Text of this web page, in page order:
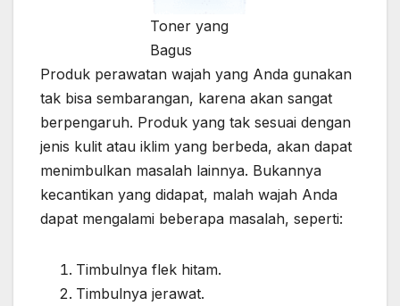
Toner yang
Bagus
Produk perawatan wajah yang Anda gunakan
tak bisa sembarangan, karena akan sangat
berpengaruh. Produk yang tak sesuai dengan
jenis kulit atau iklim yang berbeda, akan dapat
menimbulkan masalah lainnya. Bukannya
kecantikan yang didapat, malah wajah Anda
dapat mengalami beberapa masalah, seperti:
Timbulnya flek hitam.
Timbulnya jerawat.